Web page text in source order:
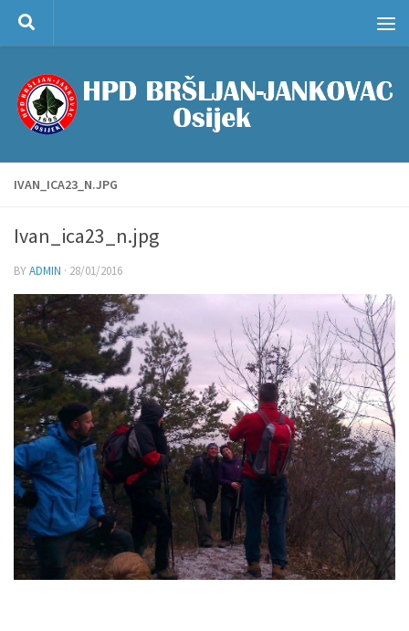
Skip to content
IVAN_ICA23_N.JPG
Ivan_ica23_n.jpg
BYADMIN · 28/01/2016